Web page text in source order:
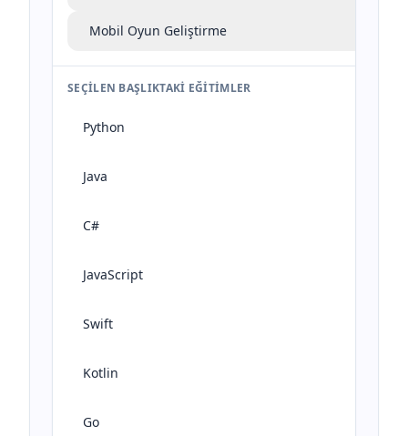
Mobil Oyun Geliştirme
SEÇILEN BAŞLIKTAKI EĞITIMLER
Python
Java
C#
JavaScript
Swift
Kotlin
Go